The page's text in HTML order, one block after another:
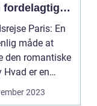
fordelagtig
Paris: En
måde at
den romantiske
Pari...
2023